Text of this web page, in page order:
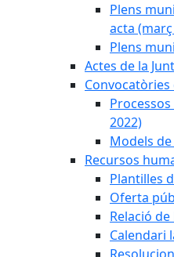
Plens
acta
Plens
Actes de la
2022)
Models
Recursos
Plantilles
Oferta
Relació
Calendari